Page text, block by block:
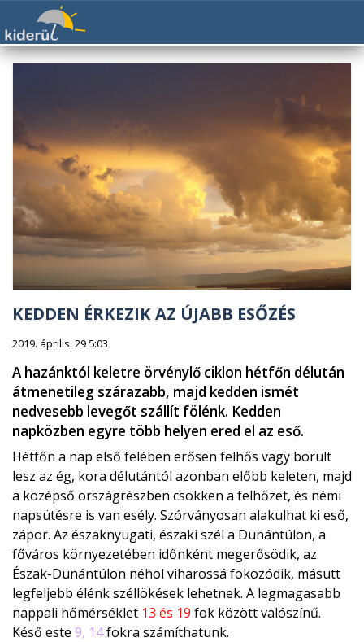
KEDDEN ÉRKEZIK AZ ÚJABB ESŐZÉS
2019. április. 29 5:03
A hazánktól keletre örvénylő ciklon hétfőn délután
átmenetileg szárazabb, majd kedden ismét
nedvesebb levegőt szállít fölénk. Kedden
napközben egyre több helyen ered el az eső.
Hétfőn a nap első felében erősen felhős vagy borult
lesz az ég, kora délutántól azonban előbb keleten, majd
a középső országrészben csökken a felhőzet, és némi
napsütésre is van esély. Szórványosan alakulhat ki eső,
zápor. Az északnyugati, északi szél a Dunántúlon, a
főváros környezetében időnként megerősödik, az
Észak-Dunántúlon néhol viharossá fokozódik, másutt
legfeljebb élénk széllökések lehetnek. A legmagasabb
nappali hőmérséklet 13 és 19 fok között valószínű.
Késő este 9, 14fokra számíthatunk.